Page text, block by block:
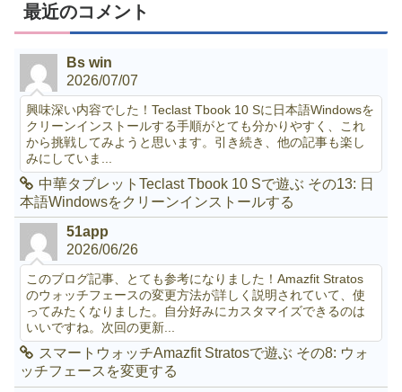
最近のコメント
Bs win
2026/07/07
興味深い内容でした！Teclast Tbook 10 Sに日本語Windowsを
クリーンインストールする手順がとても分かりやすく、これ
から挑戦してみようと思います。引き続き、他の記事も楽し
みにしていま...
中華タブレットTeclast Tbook 10 Sで遊ぶ その13: 日
本語Windowsをクリーンインストールする
51app
2026/06/26
このブログ記事、とても参考になりました！Amazfit Stratos
のウォッチフェースの変更方法が詳しく説明されていて、使
ってみたくなりました。自分好みにカスタマイズできるのは
いいですね。次回の更新...
スマートウォッチAmazfit Stratosで遊ぶ その8: ウォ
ッチフェースを変更する